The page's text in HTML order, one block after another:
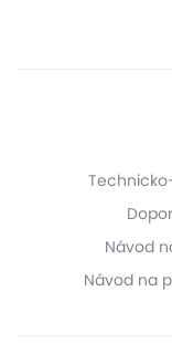
Návod
Návod na